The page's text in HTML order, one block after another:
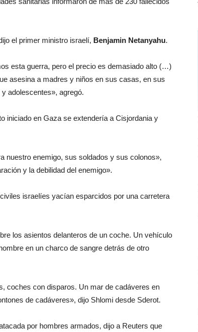
el primer ministro israelí, Benjamin Netanyahu.
esta guerra, pero el precio es demasiado alto (…)
asesina a madres y niños en sus casas, en sus
adolescentes», agregó.
iniciado en Gaza se extendería a Cisjordania y
nuestro enemigo, sus soldados y sus colonos»,
y la debilidad del enemigo».
israelíes yacían esparcidos por una carretera
los asientos delanteros de un coche. Un vehículo
en un charco de sangre detrás de otro
coches con disparos. Un mar de cadáveres en
de cadáveres», dijo Shlomi desde Sderot.
por hombres armados, dijo a Reuters que